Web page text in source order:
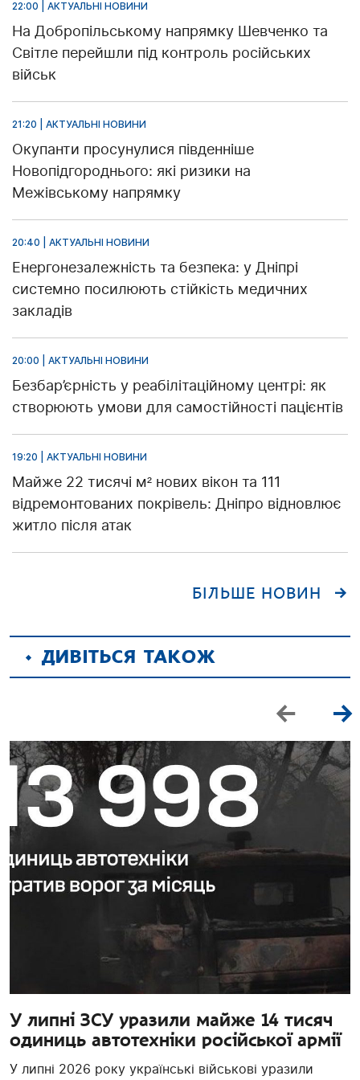
22:00 | АКТУАЛЬНІ НОВИНИ
На Добропільському напрямку Шевченко та
Світле перейшли під контроль російських
військ
21:20 | АКТУАЛЬНІ НОВИНИ
Окупанти просунулися південніше
Новопідгороднього: які ризики на
Межівському напрямку
20:40 | АКТУАЛЬНІ НОВИНИ
Енергонезалежність та безпека: у Дніпрі
системно посилюють стійкість медичних
закладів
20:00 | АКТУАЛЬНІ НОВИНИ
Безбар’єрність у реабілітаційному центрі: як
створюють умови для самостійності пацієнтів
19:20 | АКТУАЛЬНІ НОВИНИ
Майже 22 тисячі м² нових вікон та 111
відремонтованих покрівель: Дніпро відновлює
житло після атак
БІЛЬШЕ НОВИН
ДИВІТЬСЯ ТАКОЖ
У липні ЗСУ уразили майже 14 тисяч
одиниць автотехніки російської армії
У липні 2026 року українські військові уразили